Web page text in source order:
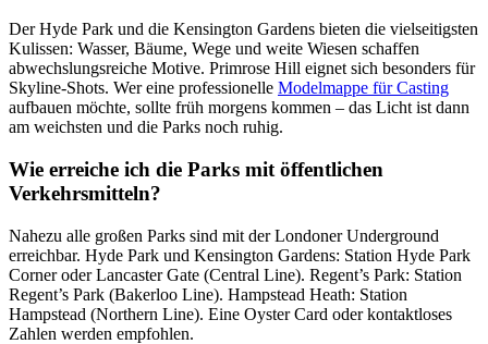
Der Hyde Park und die Kensington Gardens bieten die vielseitigsten
Kulissen: Wasser, Bäume, Wege und weite Wiesen schaffen
abwechslungsreiche Motive. Primrose Hill eignet sich besonders für
Skyline-Shots. Wer eine professionelle Modelmappe für Casting
aufbauen möchte, sollte früh morgens kommen – das Licht ist dann
am weichsten und die Parks noch ruhig.
Wie erreiche ich die Parks mit öffentlichen
Verkehrsmitteln?
Nahezu alle großen Parks sind mit der Londoner Underground
erreichbar. Hyde Park und Kensington Gardens: Station Hyde Park
Corner oder Lancaster Gate (Central Line). Regent’s Park: Station
Regent’s Park (Bakerloo Line). Hampstead Heath: Station
Hampstead (Northern Line). Eine Oyster Card oder kontaktloses
Zahlen werden empfohlen.